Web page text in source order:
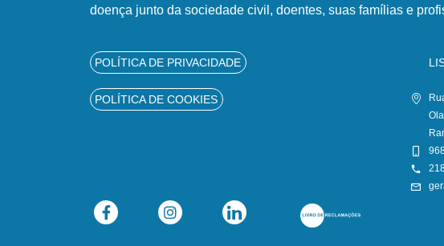
doença junto da sociedade civil, doentes, suas famílias e
POLÍTICA DE PRIVACIDADE
POLÍTICA DE COOKIES